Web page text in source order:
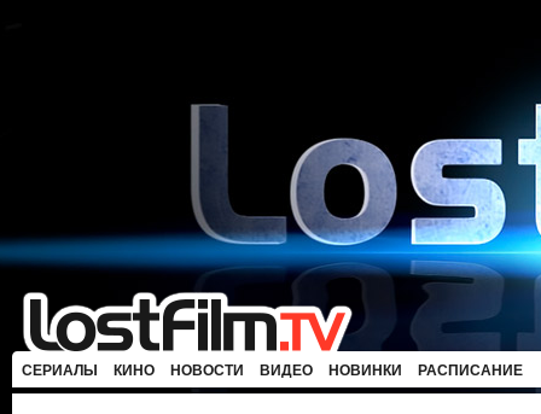
СЕРИАЛЫ КИНО НОВОСТИ ВИДЕО НОВИНКИ РАСПИСАНИЕ